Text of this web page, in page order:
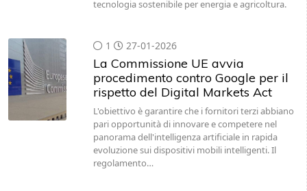
tecnologia sostenibile per energia e agricoltura.
1 27-01-2026
La Commissione UE avvia
procedimento contro Google per il
rispetto del Digital Markets Act
L'obiettivo è garantire che i fornitori terzi abbiano
pari opportunità di innovare e competere nel
panorama dell'intelligenza artificiale in rapida
evoluzione sui dispositivi mobili intelligenti. Il
regolamento…